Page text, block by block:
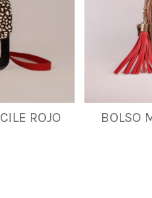
ROJO
BOLSO